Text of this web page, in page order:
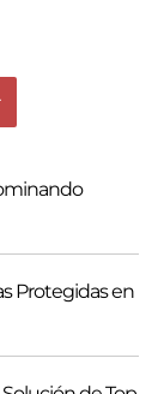
Protegidas en